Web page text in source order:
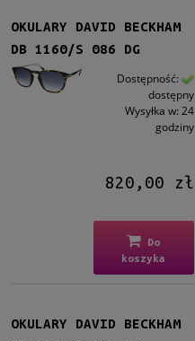
OKULARY DAVID BECKHAM
DB 1160/S 086 DG
Dostępność:
dostępny
Wysyłka w: 24
godziny
820,00 zł
Do
koszyka
OKULARY DAVID BECKHAM